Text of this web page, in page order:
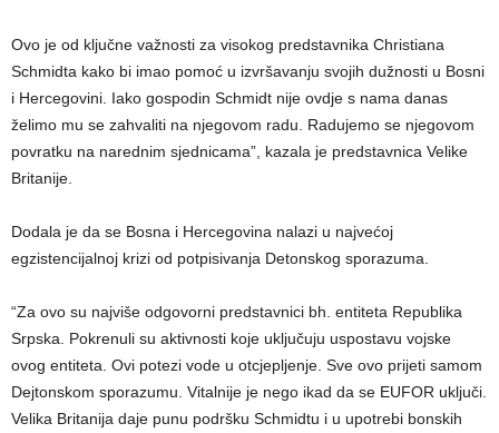
Ovo je od ključne važnosti za visokog predstavnika Christiana
Schmidta kako bi imao pomoć u izvršavanju svojih dužnosti u Bosni
i Hercegovini. Iako gospodin Schmidt nije ovdje s nama danas
želimo mu se zahvaliti na njegovom radu. Radujemo se njegovom
povratku na narednim sjednicama”, kazala je predstavnica Velike
Britanije.
Dodala je da se Bosna i Hercegovina nalazi u najvećoj
egzistencijalnoj krizi od potpisivanja Detonskog sporazuma.
“Za ovo su najviše odgovorni predstavnici bh. entiteta Republika
Srpska. Pokrenuli su aktivnosti koje uključuju uspostavu vojske
ovog entiteta. Ovi potezi vode u otcjepljenje. Sve ovo prijeti samom
Dejtonskom sporazumu. Vitalnije je nego ikad da se EUFOR uključi.
Velika Britanija daje punu podršku Schmidtu i u upotrebi bonskih